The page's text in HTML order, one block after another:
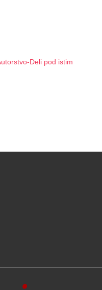
Deli pod istim